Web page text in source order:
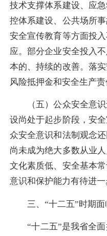
技术支撑体系建设、应
控体系建设、公共场所
安全宣传教育等方面投
应。部分企业安全投入
本的、持续的改善。落
风险抵押金和安全生产
（五）公众安全意识
设尚处于起步阶段，安
众安全意识和法制观念
尚未成为绝大多数从业
文化素质低、安全基本
意识和保护能力有待进一
三、“十二五”时期面
“十二五”是我省全面